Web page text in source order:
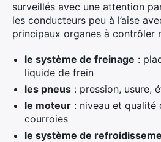
surveillés avec une attention
les conducteurs peu à l’aise
principaux organes à contrôler
le système de freinage :
liquide de frein
les pneus : pression, usure,
le moteur : niveau et qualité
courroies
le système de